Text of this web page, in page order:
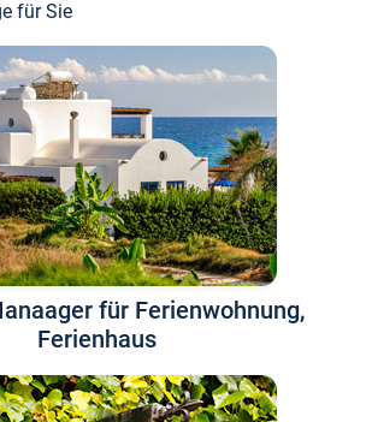
für Sie
für Ferienwohnung,
Ferienhaus